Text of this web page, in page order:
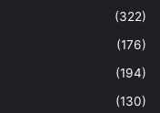
(322)
(176)
(194)
(130)